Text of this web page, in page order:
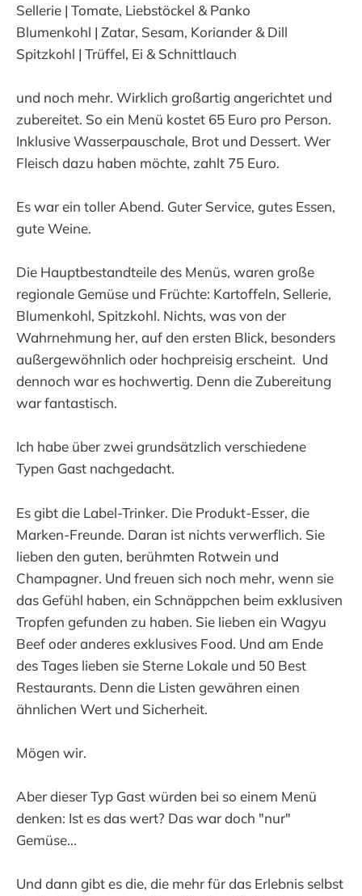
Sellerie | Tomate, Liebstöckel & Panko
Blumenkohl | Zatar, Sesam, Koriander & Dill
Spitzkohl | Trüffel, Ei & Schnittlauch
und noch mehr. Wirklich großartig angerichtet und
zubereitet. So ein Menü kostet 65 Euro pro Person.
Inklusive Wasserpauschale, Brot und Dessert. Wer
Fleisch dazu haben möchte, zahlt 75 Euro.
Es war ein toller Abend. Guter Service, gutes Essen,
gute Weine.
Die Hauptbestandteile des Menüs, waren große
regionale Gemüse und Früchte: Kartoffeln, Sellerie,
Blumenkohl, Spitzkohl. Nichts, was von der
Wahrnehmung her, auf den ersten Blick, besonders
außergewöhnlich oder hochpreisig erscheint. Und
dennoch war es hochwertig. Denn die Zubereitung
war fantastisch.
Ich habe über zwei grundsätzlich verschiedene
Typen Gast nachgedacht.
Es gibt die Label-Trinker. Die Produkt-Esser, die
Marken-Freunde. Daran ist nichts verwerflich. Sie
lieben den guten, berühmten Rotwein und
Champagner. Und freuen sich noch mehr, wenn sie
das Gefühl haben, ein Schnäppchen beim exklusiven
Tropfen gefunden zu haben. Sie lieben ein Wagyu
Beef oder anderes exklusives Food. Und am Ende
des Tages lieben sie Sterne Lokale und 50 Best
Restaurants. Denn die Listen gewähren einen
ähnlichen Wert und Sicherheit.
Mögen wir.
Aber dieser Typ Gast würden bei so einem Menü
denken: Ist es das wert? Das war doch "nur"
Gemüse...
Und dann gibt es die, die mehr für das Erlebnis selbst